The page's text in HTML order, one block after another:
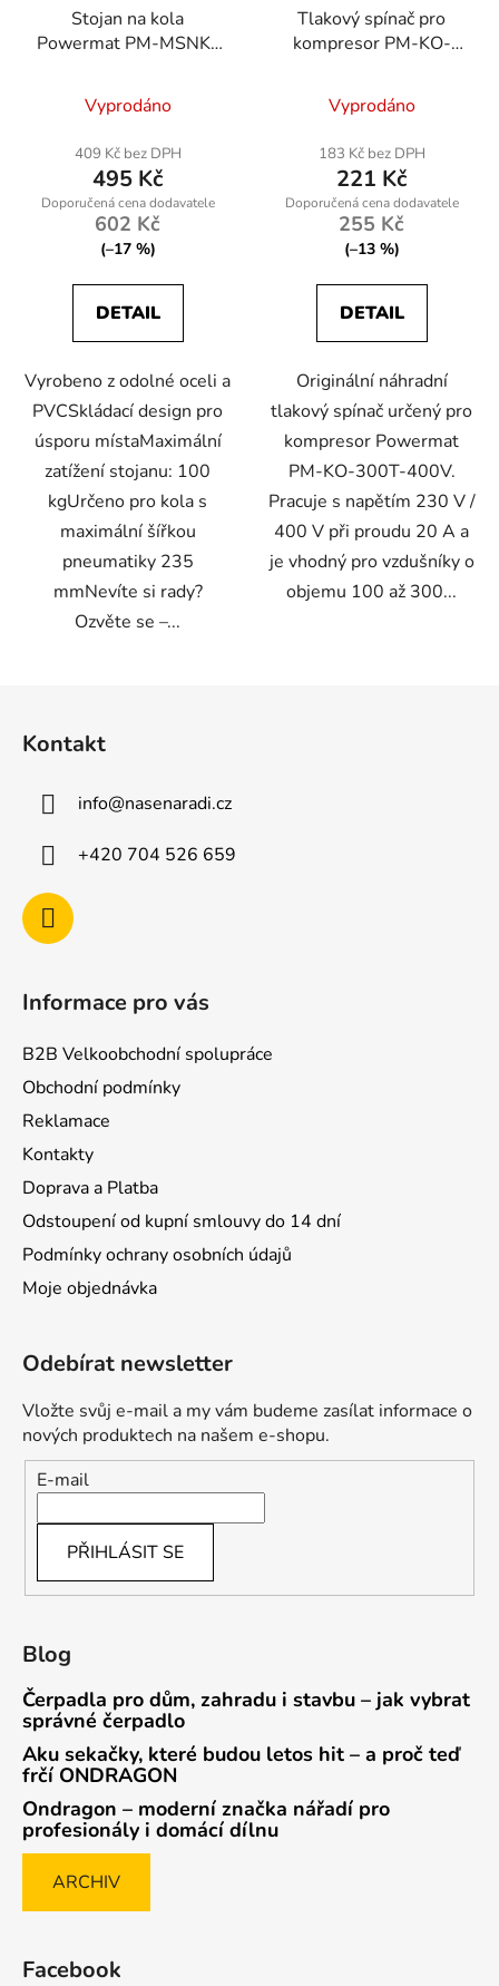
Stojan na kola
Powermat PM-MSNK-
šířka 235 mm
Vyprodáno
409 Kč bez DPH
495 Kč
602 Kč
(–17 %)
DETAIL
Vyrobeno z odolné oceli a
PVCSkládací design pro
úsporu místaMaximální
zatížení stojanu: 100
kgUrčeno pro kola s
maximální šířkou
pneumatiky 235
mmNevíte si rady?
Ozvěte se –...
Tlakový spínač pro
kompresor PM-KO-
Vyprodáno
183 Kč bez DPH
221 Kč
255 Kč
(–13 %)
DETAIL
Originální náhradní
tlakový spínač určený pro
kompresor Powermat
PM-KO-300T-400V.
Pracuje s napětím 230 V /
400 V při proudu 20 A a
je vhodný pro vzdušníky o
objemu 100 až 300...
Kontakt
info@nasenaradi.cz
+420 704 526 659
Informace pro vás
B2B Velkoobchodní spolupráce
Obchodní podmínky
Reklamace
Kontakty
Doprava a Platba
Odstoupení od kupní smlouvy do 14 dní
Podmínky ochrany osobních údajů
Moje objednávka
Odebírat newsletter
Vložte svůj e-mail a my vám budeme zasílat informace o
nových produktech na našem e-shopu.
E-mail
PŘIHLÁSIT SE
Blog
Čerpadla pro dům, zahradu i stavbu – jak vybrat
správné čerpadlo
Aku sekačky, které budou letos hit – a proč teď
frčí ONDRAGON
Ondragon – moderní značka nářadí pro
profesionály i domácí dílnu
ARCHIV
Facebook